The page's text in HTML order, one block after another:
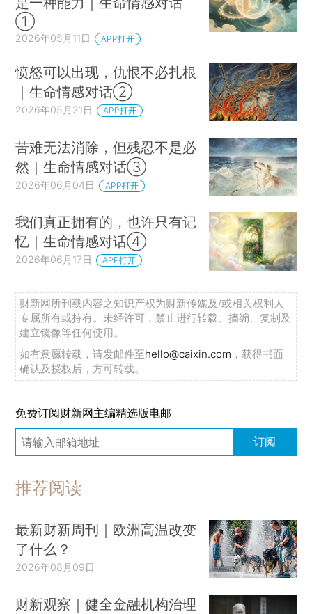
①
2026年05月11日 APP打开
愤怒可以出现，仇恨不必扎根
｜生命情感对话②
2026年05月21日 APP打开
苦难无法消除，但残忍不是必
然｜生命情感对话③
2026年06月04日 APP打开
我们真正拥有的，也许只有记
忆｜生命情感对话④
2026年06月17日 APP打开
财新网所刊载内容之知识产权为财新传媒及/或相关权利人
专属所有或持有。未经许可，禁止进行转载、摘编、复制及
建立镜像等任何使用。
如有意愿转载，请发邮件至hello@caixin.com ，获得书面
确认及授权后，方可转载。
免费订阅财新网主编精选版电邮
订阅
推荐阅读
最新财新周刊｜欧洲高温改变
了什么？
2026年08月09日
财新观察｜健全金融机构治理